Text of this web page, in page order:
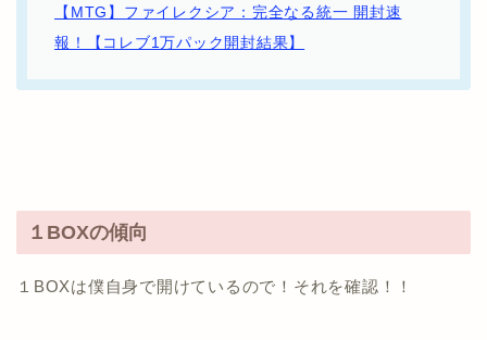
【MTG】ファイレクシア：完全なる統一 開封速
報！【コレブ1万パック開封結果】
１BOXの傾向
１BOXは僕自身で開けているので！それを確認！！